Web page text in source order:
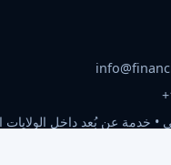
• خدمة عن بُعد داخل الولايات